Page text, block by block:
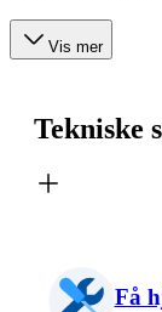
Vis mer
Tekniske
Få